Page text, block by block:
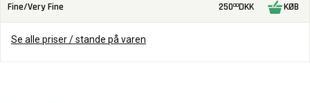
Fine/Very Fine 25000DKK KØB
Se alle priser / stande på varen